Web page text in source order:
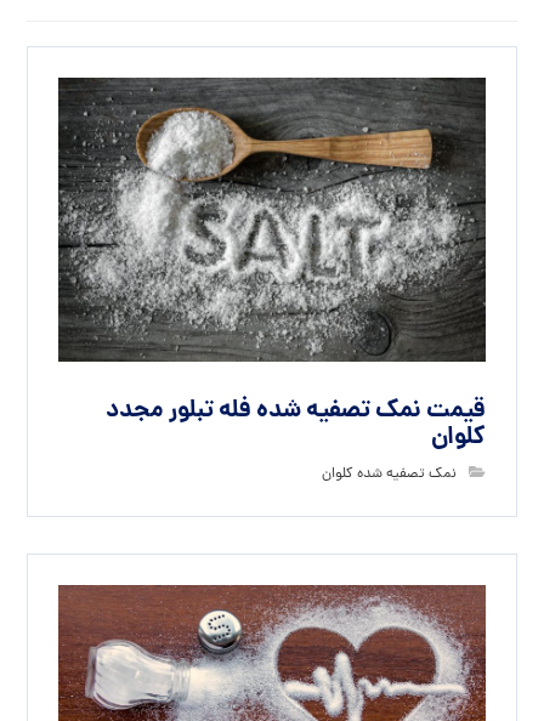
قیمت نمک تصفیه شده فله تبلور مجدد
کلوان
نمک تصفیه شده کلوان